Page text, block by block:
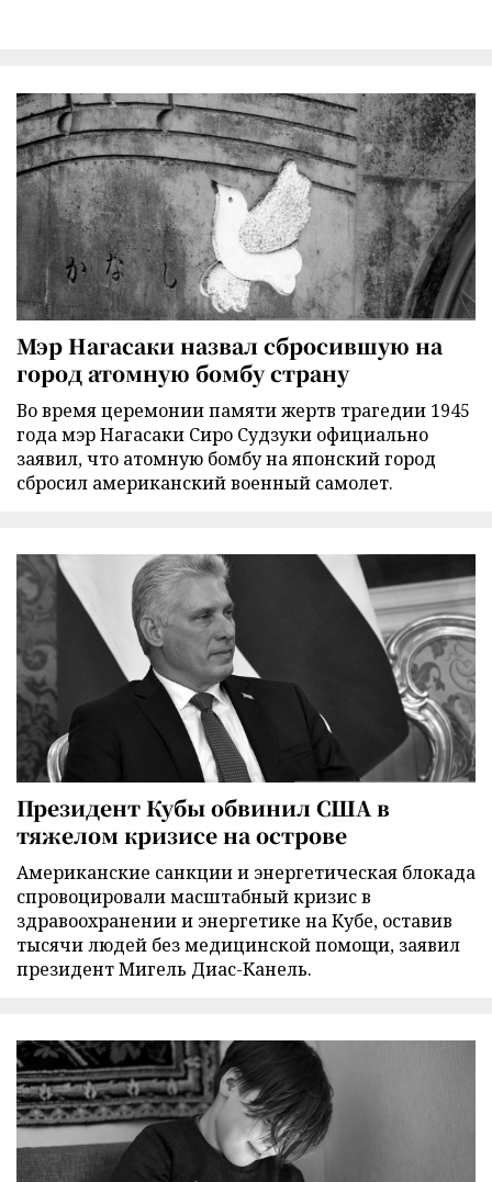
Мэр Нагасаки назвал сбросившую на
город атомную бомбу страну
Во время церемонии памяти жертв трагедии 1945
года мэр Нагасаки Сиро Судзуки официально
заявил, что атомную бомбу на японский город
сбросил американский военный самолет.
Президент Кубы обвинил США в
тяжелом кризисе на острове
Американские санкции и энергетическая блокада
спровоцировали масштабный кризис в
здравоохранении и энергетике на Кубе, оставив
тысячи людей без медицинской помощи, заявил
президент Мигель Диас-Канель.